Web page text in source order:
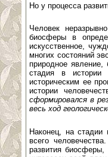
Но у процесса
Человек
биосферы в
искусственное,
многих состояний
природное
стадия в истории
историческим ее
истории
сформировался в
весь ход
Наконец, на стадии
всего
развития